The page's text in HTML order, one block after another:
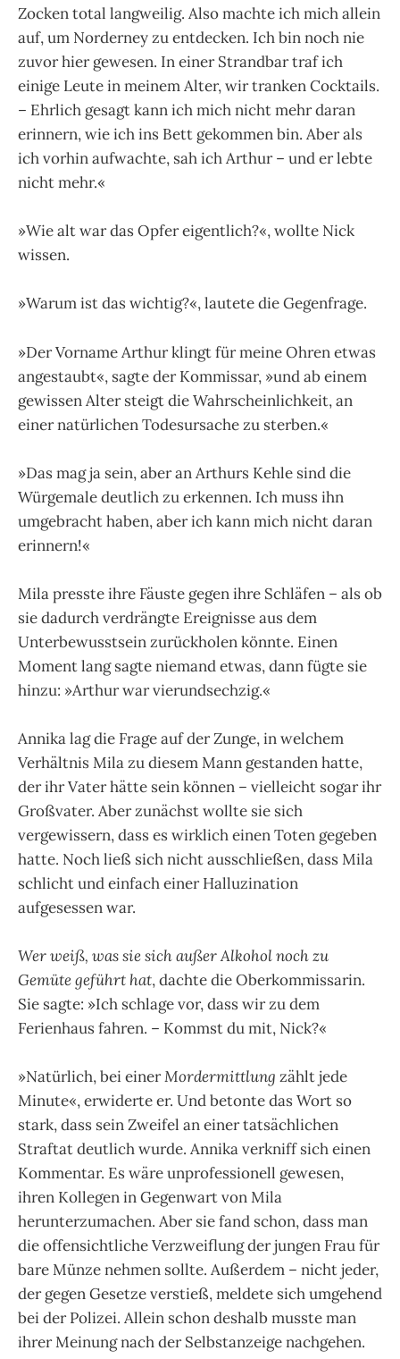
Zocken total langweilig. Also machte ich mich allein
auf, um Norderney zu entdecken. Ich bin noch nie
zuvor hier gewesen. In einer Strandbar traf ich
einige Leute in meinem Alter, wir tranken Cocktails.
– Ehrlich gesagt kann ich mich nicht mehr daran
erinnern, wie ich ins Bett gekommen bin. Aber als
ich vorhin aufwachte, sah ich Arthur – und er lebte
nicht mehr.«
»Wie alt war das Opfer eigentlich?«, wollte Nick
wissen.
»Warum ist das wichtig?«, lautete die Gegenfrage.
»Der Vorname Arthur klingt für meine Ohren etwas
angestaubt«, sagte der Kommissar, »und ab einem
gewissen Alter steigt die Wahrscheinlichkeit, an
einer natürlichen Todesursache zu sterben.«
»Das mag ja sein, aber an Arthurs Kehle sind die
Würgemale deutlich zu erkennen. Ich muss ihn
umgebracht haben, aber ich kann mich nicht daran
erinnern!«
Mila presste ihre Fäuste gegen ihre Schläfen – als ob
sie dadurch verdrängte Ereignisse aus dem
Unterbewusstsein zurückholen könnte. Einen
Moment lang sagte niemand etwas, dann fügte sie
hinzu: »Arthur war vierundsechzig.«
Annika lag die Frage auf der Zunge, in welchem
Verhältnis Mila zu diesem Mann gestanden hatte,
der ihr Vater hätte sein können – vielleicht sogar ihr
Großvater. Aber zunächst wollte sie sich
vergewissern, dass es wirklich einen Toten gegeben
hatte. Noch ließ sich nicht ausschließen, dass Mila
schlicht und einfach einer Halluzination
aufgesessen war.
Wer weiß, was sie sich außer Alkohol noch zu
Gemüte geführt hat, dachte die Oberkommissarin.
Sie sagte: »Ich schlage vor, dass wir zu dem
Ferienhaus fahren. – Kommst du mit, Nick?«
»Natürlich, bei einerMordermittlung zählt jede
Minute«, erwiderte er. Und betonte das Wort so
stark, dass sein Zweifel an einer tatsächlichen
Straftat deutlich wurde. Annika verkniff sich einen
Kommentar. Es wäre unprofessionell gewesen,
ihren Kollegen in Gegenwart von Mila
herunterzumachen. Aber sie fand schon, dass man
die offensichtliche Verzweiflung der jungen Frau für
bare Münze nehmen sollte. Außerdem – nicht jeder,
der gegen Gesetze verstieß, meldete sich umgehend
bei der Polizei. Allein schon deshalb musste man
ihrer Meinung nach der Selbstanzeige nachgehen.